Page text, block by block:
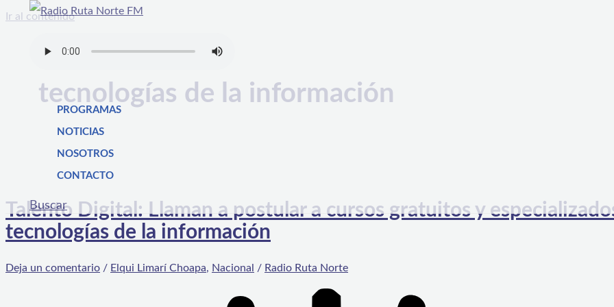
Ir al contenido
PROGRAMAS
NOTICIAS
NOSOTROS
CONTACTO
Buscar
tecnologías de la información
Talento Digital: Llaman a postular a cursos gratuitos y
tecnologías de la información
Deja un comentario / Elqui Limarí Choapa, Nacional / Radio Ruta Norte